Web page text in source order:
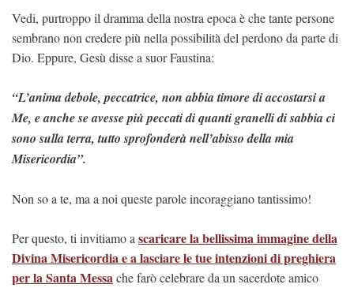
Vedi, purtroppo il dramma della nostra epoca è che tante persone
sembrano non credere più nella possibilità del perdono da parte di
Dio. Eppure, Gesù disse a suor Faustina:
“L’anima debole, peccatrice, non abbia timore di accostarsi a
Me, e anche se avesse più peccati di quanti granelli di sabbia ci
sono sulla terra, tutto sprofonderà nell’abisso della mia
Misericordia”.
Non so a te, ma a noi queste parole incoraggiano tantissimo!
Per questo, ti invitiamo a scaricare la bellissima immagine della
Divina Misericordia e a lasciare le tue intenzioni di preghiera
per la Santa Messache farò celebrare da un sacerdote amico